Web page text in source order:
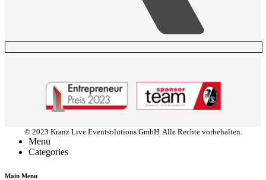
© 2023 Kranz Live Eventsolutions GmbH. Alle Rechte vorbehalten.
Menu
Categories
Main Menu